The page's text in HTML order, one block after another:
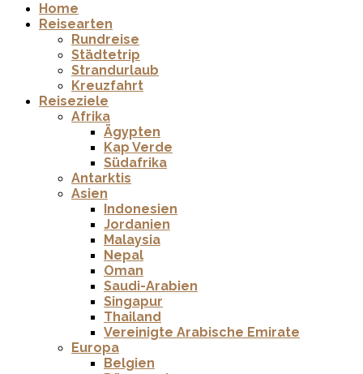
Home
Reisearten
Rundreise
Städtetrip
Strandurlaub
Kreuzfahrt
Reiseziele
Afrika
Ägypten
Kap Verde
Südafrika
Antarktis
Asien
Indonesien
Jordanien
Malaysia
Nepal
Oman
Saudi-Arabien
Singapur
Thailand
Vereinigte Arabische Emirate
Europa
Belgien